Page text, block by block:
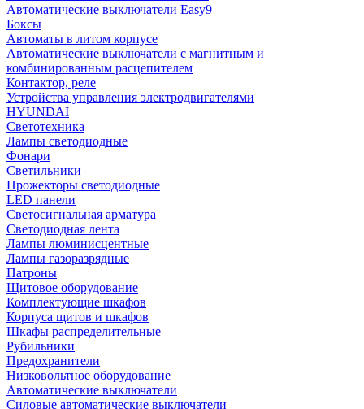
Автоматические выключатели Easy9
Боксы
Автоматы в литом корпусе
Автоматические выключатели с магнитным и
комбинированным расцепителем
Контактор, реле
Устройства управления электродвигателями
HYUNDAI
Светотехника
Лампы светодиодные
Фонари
Светильники
Прожекторы светодиодные
LED панели
Светосигнальная арматура
Светодиодная лента
Лампы люминисцентные
Лампы газоразрядные
Патроны
Щитовое оборудование
Комплектующие шкафов
Корпуса щитов и шкафов
Шкафы распределительные
Рубильники
Предохранители
Низковольтное оборудование
Автоматические выключатели
Силовые автоматические выключатели